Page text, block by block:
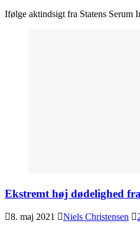
Ifølge aktindsigt fra Statens Serum
Ekstremt høj dødelighed
8. maj 2021 Niels Christensen